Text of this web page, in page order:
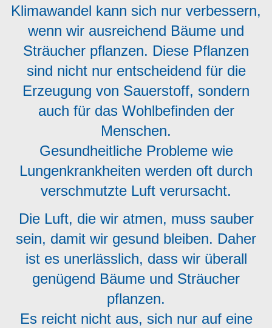
Klimawandel kann sich nur verbessern,
wenn wir ausreichend Bäume und
Sträucher pflanzen. Diese Pflanzen
sind nicht nur entscheidend für die
Erzeugung von Sauerstoff, sondern
auch für das Wohlbefinden der
Menschen.
Gesundheitliche Probleme wie
Lungenkrankheiten werden oft durch
verschmutzte Luft verursacht.
Die Luft, die wir atmen, muss sauber
sein, damit wir gesund bleiben. Daher
ist es unerlässlich, dass wir überall
genügend Bäume und Sträucher
pflanzen.
Es reicht nicht aus, sich nur auf eine